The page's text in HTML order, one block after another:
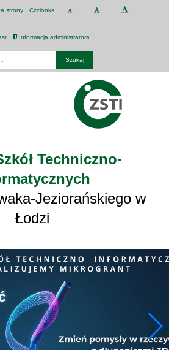
strony Czcionka
Informacja administratora
Techniczno-
Jeziorańskiego w
Łodzi